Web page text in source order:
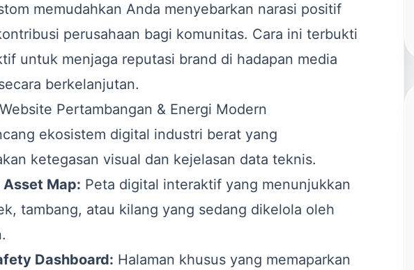
memudahkan Anda menyebarkan narasi positif
perusahaan bagi komunitas. Cara ini terbukti
untuk menjaga reputasi brand di hadapan media
berkelanjutan.
Pertambangan & Energi Modern
ekosistem digital industri berat yang
ketegasan visual dan kejelasan data teknis.
Map: Peta digital interaktif yang menunjukkan
tambang, atau kilang yang sedang dikelola oleh
Dashboard: Halaman khusus yang memaparkan